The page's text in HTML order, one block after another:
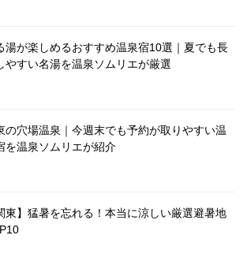
湯が楽しめるおすすめ温泉宿10選｜夏でも長
やすい名湯を温泉ソムリエが厳選
の穴場温泉｜今週末でも予約が取りやすい温
を温泉ソムリエが紹介
東】猛暑を忘れる！本当に涼しい厳選避暑地